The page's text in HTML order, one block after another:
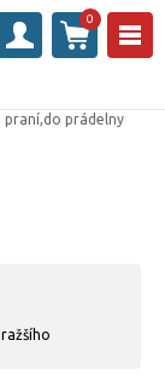
0
praní,do prádelny